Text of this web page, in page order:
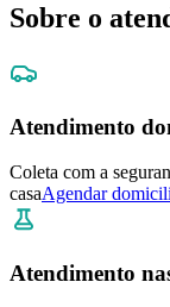
Sobre o
Atendimento
Coleta com a
casaAgendar
Atendimento